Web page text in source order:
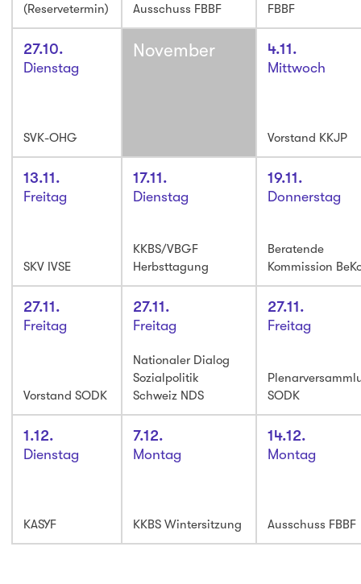
(Reservetermin)
Ausschuss FBBF
FBBF
27.10.
Dienstag
SVK-OHG
November 4.11.
Mittwoch
Vorstand KKJP
13.11.
Freitag
SKV IVSE
17.11.
Dienstag
KKBS/VBGF
Herbsttagung
19.11.
Donnerstag
Beratende
Kommission
27.11.
Freitag
Vorstand SODK
27.11.
Freitag
Nationaler Dialog
Sozialpolitik
Schweiz NDS
27.11.
Freitag
SODK
1.12.
Dienstag
KASYF
7.12.
Montag
KKBS Wintersitzung
14.12.
Montag
Ausschuss FBBF